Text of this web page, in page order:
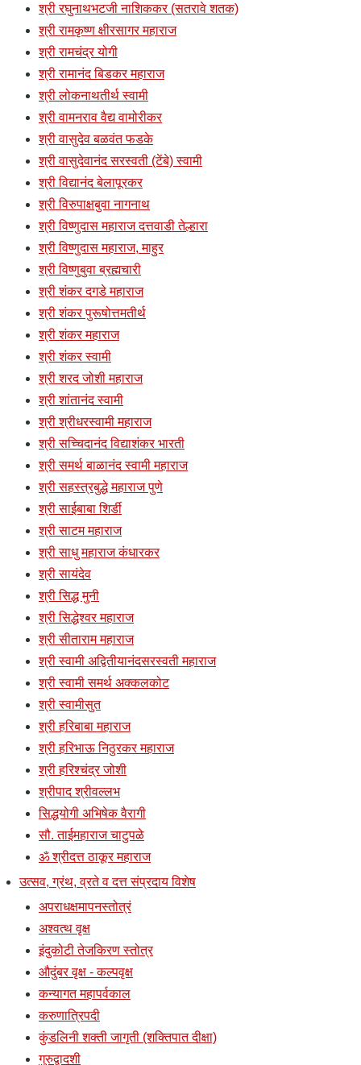
श्री रघुनाथभटजी नाशिककर (सतरावे शतक)
श्री रामकृष्ण क्षीरसागर महाराज
श्री रामचंद्र योगी
श्री रामानंद बिडकर महाराज
श्री लोकनाथतीर्थ स्वामी
श्री वामनराव वैद्य वामोरीकर
श्री वासुदेव बळवंत फडके
श्री वासुदेवानंद सरस्वती (टेंबे) स्वामी
श्री विद्यानंद बेलापूरकर
श्री विरुपाक्षबुवा नागनाथ
श्री विष्णुदास महाराज दत्तवाडी तेल्हारा
श्री विष्णुदास महाराज, माहुर
श्री विष्णुबुवा ब्रह्मचारी
श्री शंकर दगडे महाराज
श्री शंकर पुरूषोत्तमतीर्थ
श्री शंकर महाराज
श्री शंकर स्वामी
श्री शरद जोशी महाराज
श्री शांतानंद स्वामी
श्री श्रीधरस्वामी महाराज
श्री सच्चिदानंद विद्याशंकर भारती
श्री समर्थ बाळानंद स्वामी महाराज
श्री सहस्त्रबुद्धे महाराज पुणे
श्री साईबाबा शिर्डी
श्री साटम महाराज
श्री साधु महाराज कंधारकर
श्री सायंदेव
श्री सिद्ध मुनी
श्री सिद्धेश्वर महाराज
श्री सीताराम महाराज
श्री स्वामी अद्वितीयानंदसरस्वती महाराज
श्री स्वामी समर्थ अक्कलकोट
श्री स्वामीसुत
श्री हरिबाबा महाराज
श्री हरिभाऊ निठुरकर महाराज
श्री हरिश्चंद्र जोशी
श्रीपाद श्रीवल्लभ
सिद्धयोगी अभिषेक वैरागी
सौ. ताईमहाराज चाटुपळे
ॐ श्रीदत्त ठाकूर महाराज
उत्सव, ग्रंथ, व्रते व दत्त संप्रदाय विशेष
अपराधक्षमापनस्तोत्रं
अश्वत्थ वृक्ष
इंदुकोटी तेजकिरण स्तोत्र
औदुंबर वृक्ष - कल्पवृक्ष
कन्यागत महापर्वकाल
करुणात्रिपदी
कुंडलिनी शक्ती जागृती (शक्तिपात दीक्षा)
गुरुद्वादशी